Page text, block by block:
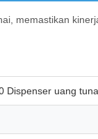
memastikan
Dispenser uang